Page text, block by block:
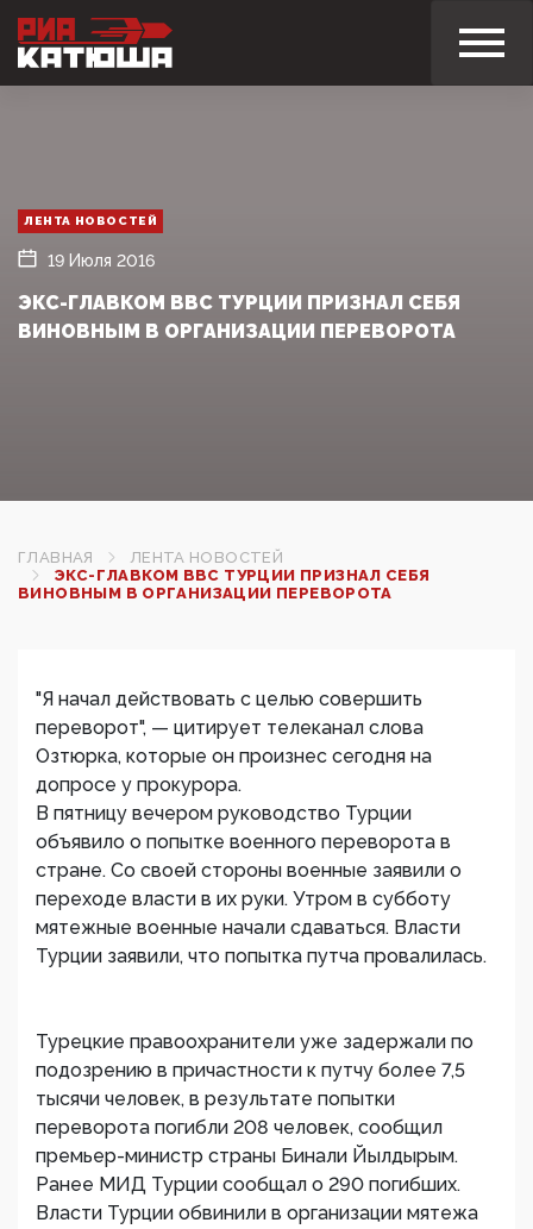
ЛЕНТА НОВОСТЕЙ
19 Июля 2016
ЭКС-ГЛАВКОМ ВВС ТУРЦИИ ПРИЗНАЛ СЕБЯ
ВИНОВНЫМ В ОРГАНИЗАЦИИ ПЕРЕВОРОТА
ГЛАВНАЯ
ЛЕНТА НОВОСТЕЙ
ЭКС-ГЛАВКОМ ВВС ТУРЦИИ ПРИЗНАЛ СЕБЯ
ВИНОВНЫМ В ОРГАНИЗАЦИИ ПЕРЕВОРОТА
"Я начал действовать с целью совершить
переворот", — цитирует телеканал слова
Озтюрка, которые он произнес сегодня на
допросе у прокурора.
В пятницу вечером руководство Турции
объявило о попытке военного переворота в
стране. Со своей стороны военные заявили о
переходе власти в их руки. Утром в субботу
мятежные военные начали сдаваться. Власти
Турции заявили, что попытка путча провалилась.
Турецкие правоохранители уже задержали по
подозрению в причастности к путчу более 7,5
тысячи человек, в результате попытки
переворота погибли 208 человек, сообщил
премьер-министр страны Бинали Йылдырым.
Ранее МИД Турции сообщал о 290 погибших.
Власти Турции обвинили в организации мятежа